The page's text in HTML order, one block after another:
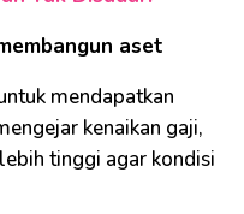
aset
mendapatkan
kenaikan gaji,
tinggi agar kondisi